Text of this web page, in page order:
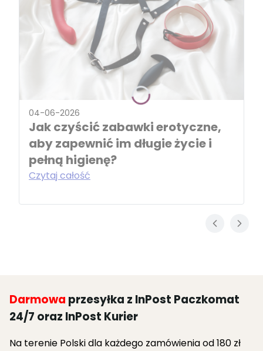
04-06-2026
Jak czyścić zabawki erotyczne,
aby zapewnić im długie życie i
pełną higienę?
Czytaj całość
Darmowa przesyłka z InPost Paczkomat
24/7 oraz InPost Kurier
Na terenie Polski dla każdego zamówienia od 180 zł